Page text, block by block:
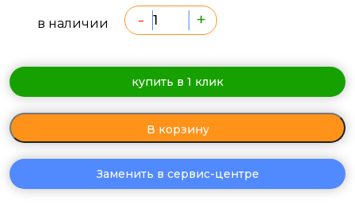
в наличии - +
купить в 1 клик
В корзину
Заменить в сервис-центре